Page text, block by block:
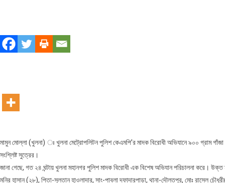
মামুন মোল্লা (খুলনা) ঃ খুলনা মেট্রোপলিটন পুলিশ কেএমপি’র মাদক বিরোধী অভিযানে ৯০০ গ্রাম
সংশ্লিষ্ট সুত্রের।
জানা গেছে, গত ২৪ ঘন্টায় খুলনা মহানগর পুলিশ মাদক বিরোধী এক বিশেষ অভিযান পরিচালনা করে। উক্ত
মনির হাসান (২৮), পিতা-সুলতান হাওলাদার, সাং-পাবলা দফাদারপাড়া, থানা-দৌলতপুর, মোঃ রাসেল